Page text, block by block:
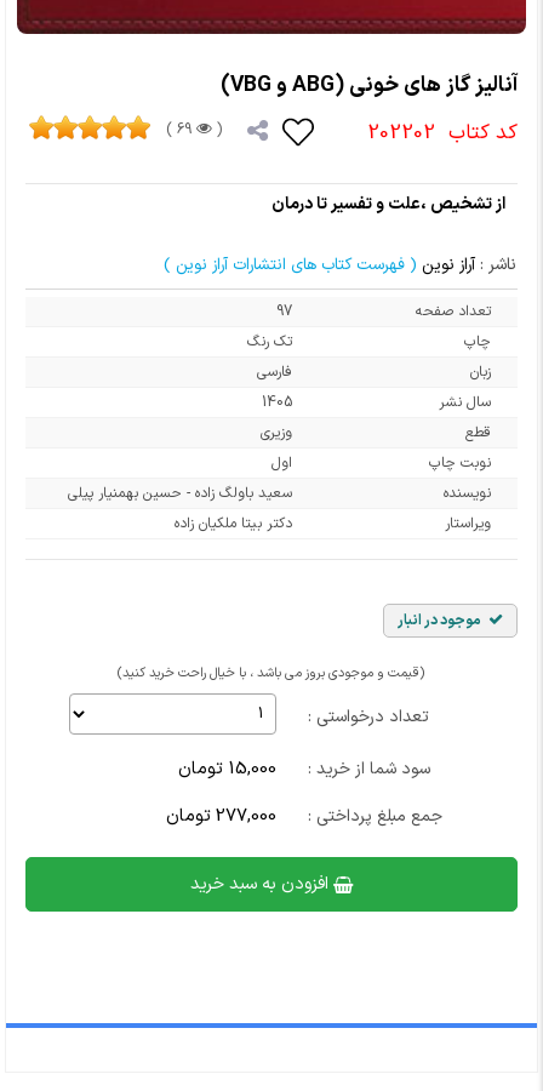
آنالیز گاز های خونی (ABG و VBG)
کد کتاب 202202
(
69 )
از تشخیص ،علت و تفسیر تا درمان
ناشر : آراز نوین ( فهرست کتاب های انتشارات آراز نوین )
تعداد صفحه
97
چاپ
تک رنگ
زبان
فارسی
سال نشر
1405
قطع
وزیری
نوبت چاپ
اول
نویسنده
سعید باولگ زاده - حسین بهمنیار پیلی
ویراستار
دکتر بیتا ملکیان زاده
موجود در انبار
(قیمت و موجودی بروز می باشد ، با خیال راحت خرید کنید)
تعداد درخواستی :
سود شما از خرید : 15,000 تومان
جمع مبلغ پرداختی : 277,000 تومان
افزودن به سبد خرید